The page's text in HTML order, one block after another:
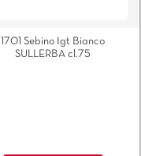
1701 Sebino Igt Bianco
SULLERBA cl.75